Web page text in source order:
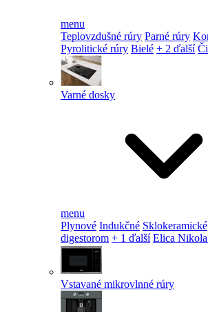
menu
Teplovzdušné rúry Parné rúry
Pyrolitické rúry Bielé + 2 ďalší
Varné dosky
menu
Plynové Indukčné Sklokeramické
digestorom + 1 ďalší Elica Nikola
Vstavané mikrovlnné rúry